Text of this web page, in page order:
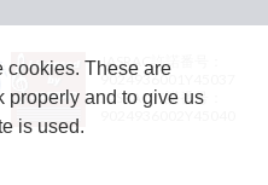
JASRAC許諾番号：
9024936001Y45037
JASRAC許諾番号：
cookies. These are
properly and to give us
is used.